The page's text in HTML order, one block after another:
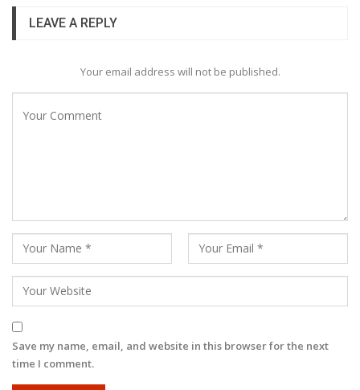
LEAVE A REPLY
Your email address will not be published.
Save my name, email, and website in this browser for the next
time I comment.